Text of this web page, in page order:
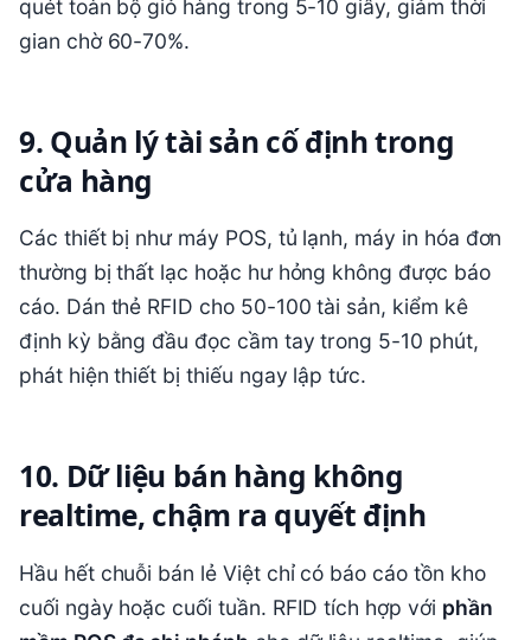
gian chờ 60-70%.
9. Quản lý tài sản cố định trong
cửa hàng
Các thiết bị như máy POS, tủ lạnh, máy in hóa đơn
thường bị thất lạc hoặc hư hỏng không được báo
cáo. Dán thẻ RFID cho 50-100 tài sản, kiểm kê
định kỳ bằng đầu đọc cầm tay trong 5-10 phút,
phát hiện thiết bị thiếu ngay lập tức.
10. Dữ liệu bán hàng không
realtime, chậm ra quyết định
Hầu hết chuỗi bán lẻ Việt chỉ có báo cáo tồn kho
cuối ngày hoặc cuối tuần. RFID tích hợp với phần